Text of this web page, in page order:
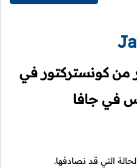
من كونستركتور في
في جافا
التي قد نصادفها.